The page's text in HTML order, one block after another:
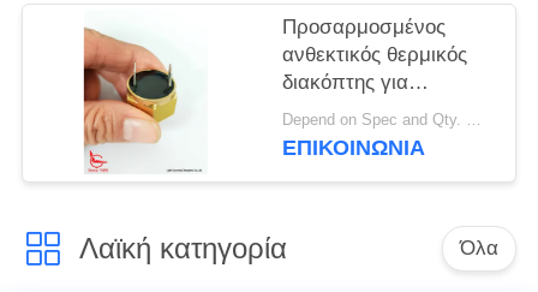
Προσαρμοσμένος
ανθεκτικός θερμικός
διακόπτης για
αισθητήρα
συναγερμού
Depend on Spec and Qty. MOQ:1000PCS
ΕΠΙΚΟΙΝΩΝΊΑ
Λαϊκή κατηγορία Όλα